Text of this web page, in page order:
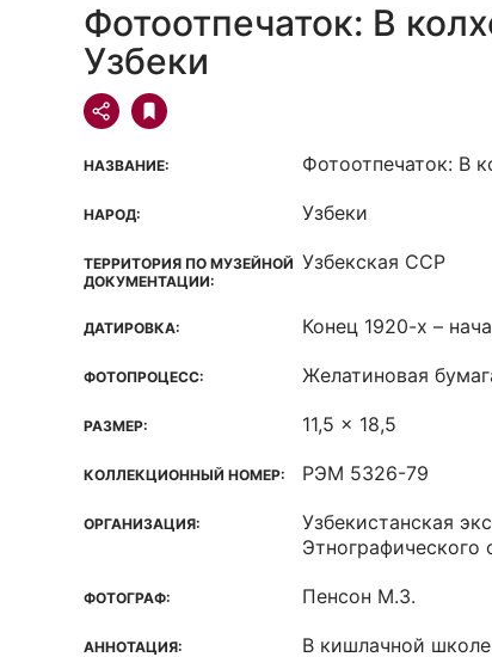
Фотоотпечаток: В
Узбеки
НАЗВАНИЕ: Фотоотпечаток: В
НАРОД: Узбеки
ТЕРРИТОРИЯ ПО МУЗЕЙНОЙ
ДОКУМЕНТАЦИИ:
Узбекская ССР
ДАТИРОВКА: Конец 1920-х –
ФОТОПРОЦЕСС: Желатиновая
РАЗМЕР: 11,5 x 18,5
КОЛЛЕКЦИОННЫЙ НОМЕР: РЭМ 5326-79
ОРГАНИЗАЦИЯ:
Узбекистанская
Этнографического
ФОТОГРАФ: Пенсон М.З.
АННОТАЦИЯ: В кишлачной